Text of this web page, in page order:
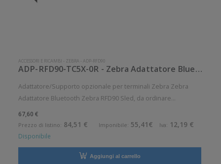
ACCESSORI E RICAMBI - ZEBRA -ADP-RFD90
ADP-RFD90-TC5X-0R - Zebra Adattatore Bluetooth Zebra RFD90 Sled
Adattatore/Supporto opzionale per terminali Zebra Zebra
Adattatore Bluetooth Zebra RFD90 Sled, da ordinare
separatamente: cuffia di protezione, adatto per:
TC51/52/52x/52ax/56/57/57x Accessorio opzionale.
67,60 €
Prezzo di listino: 84,51 € Imponibile: 55,41€ Iva: 12,19 €
Disponibile
Aggiungi al carrello